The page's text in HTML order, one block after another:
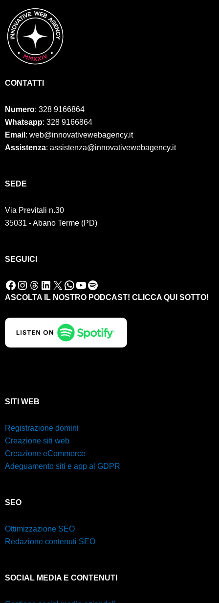
CONTATTI
Numero: 328 9166864
Whatsapp: 328 9166864
Email : web@innovativewebagency.it
Assistenza: assistenza@innovativewebagency.it
SED E
Via Previtali n.30
35031 - Abano Terme (PD)
SEGUICI
Facebook Instagram Threads LinkedIn X WhatsApp YouTube Spotify
ASCOLTA IL NOSTRO PODCAST! CLICCA QUI SOTTO!
SITI WEB
Registrazione domini
Creazione siti web
Creazione eCommerce
Adeguamento siti e app al GDPR
SEO
Ottimizzazione SEO
Redazione contenuti SEO
SOCIAL MEDIA E CONTENUTI